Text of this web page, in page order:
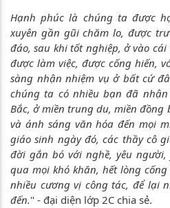
Hạnh phúc là chúng ta được
xuyên gần gũi chăm lo, được
đáo, sau khi tốt nghiệp, ở vào
được làm việc, được cống hiến,
sàng nhận nhiệm vụ ở bất cứ
chúng ta có nhiều bạn đã
Bắc, ở miền trung du, miền đồng
và ánh sáng văn hóa đến mọi
giáo sinh ngày đó, các thầy cô
đời gắn bó với nghề, yêu
qua mọi khó khăn, hết lòng
nhiều cương vị công tác, để lại
đến." - đại diện lớp 2C chia sẻ.